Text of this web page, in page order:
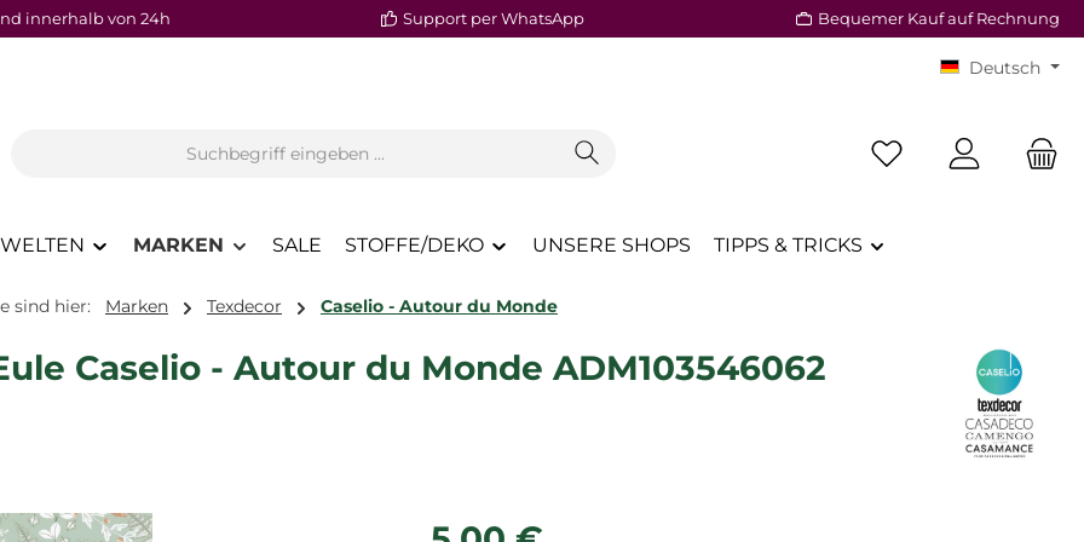
innerhalb von 24h Support per WhatsApp Bequemer Kauf auf Rechnung
Deutsch
Du hast 0 Produkte
MARKEN SALE STOFFE/DEKO UNSERE SHOPS TIPPS & TRICKS
sind hier: Marken Texdecor Caselio - Autour du Monde
Caselio - Autour du Monde ADM103546062
Regulärer Preis: